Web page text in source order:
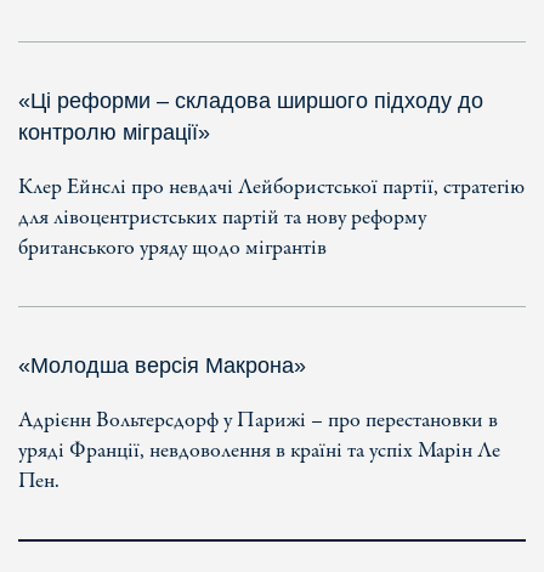
«Ці реформи – складова ширшого підходу до
контролю міграції»
Клер Ейнслі про невдачі Лейбористської партії, стратегію
для лівоцентристських партій та нову реформу
британського уряду щодо мігрантів
«Молодша версія Макрона»
Адрієнн Вольтерсдорф у Парижі – про перестановки в
уряді Франції, невдоволення в країні та успіх Марін Ле
Пен.